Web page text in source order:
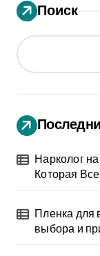
Поиск
Нарколог
Которая
Пленка для
выбора и